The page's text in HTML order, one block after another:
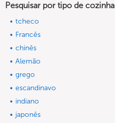
Pesquisar por tipo de cozinha
tcheco
Francês
chinês
Alemão
grego
escandinavo
indiano
japonês